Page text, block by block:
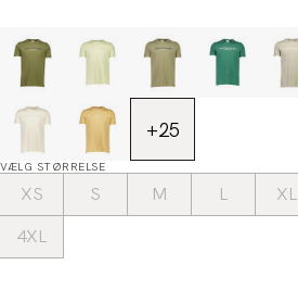
+25
VÆLG STØRRELSE
XS S M L XL
4XL